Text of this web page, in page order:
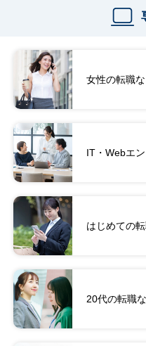
女性の転職な
IT・Webエ
はじめての
20代の転職